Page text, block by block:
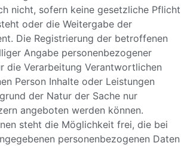
nicht, sofern keine gesetzliche Pflicht
oder die Weitergabe der
Die Registrierung der betroffenen
Angabe personenbezogener
die Verarbeitung Verantwortlichen
Person Inhalte oder Leistungen
der Natur der Sache nur
angeboten werden können.
steht die Möglichkeit frei, die bei
personenbezogenen Daten